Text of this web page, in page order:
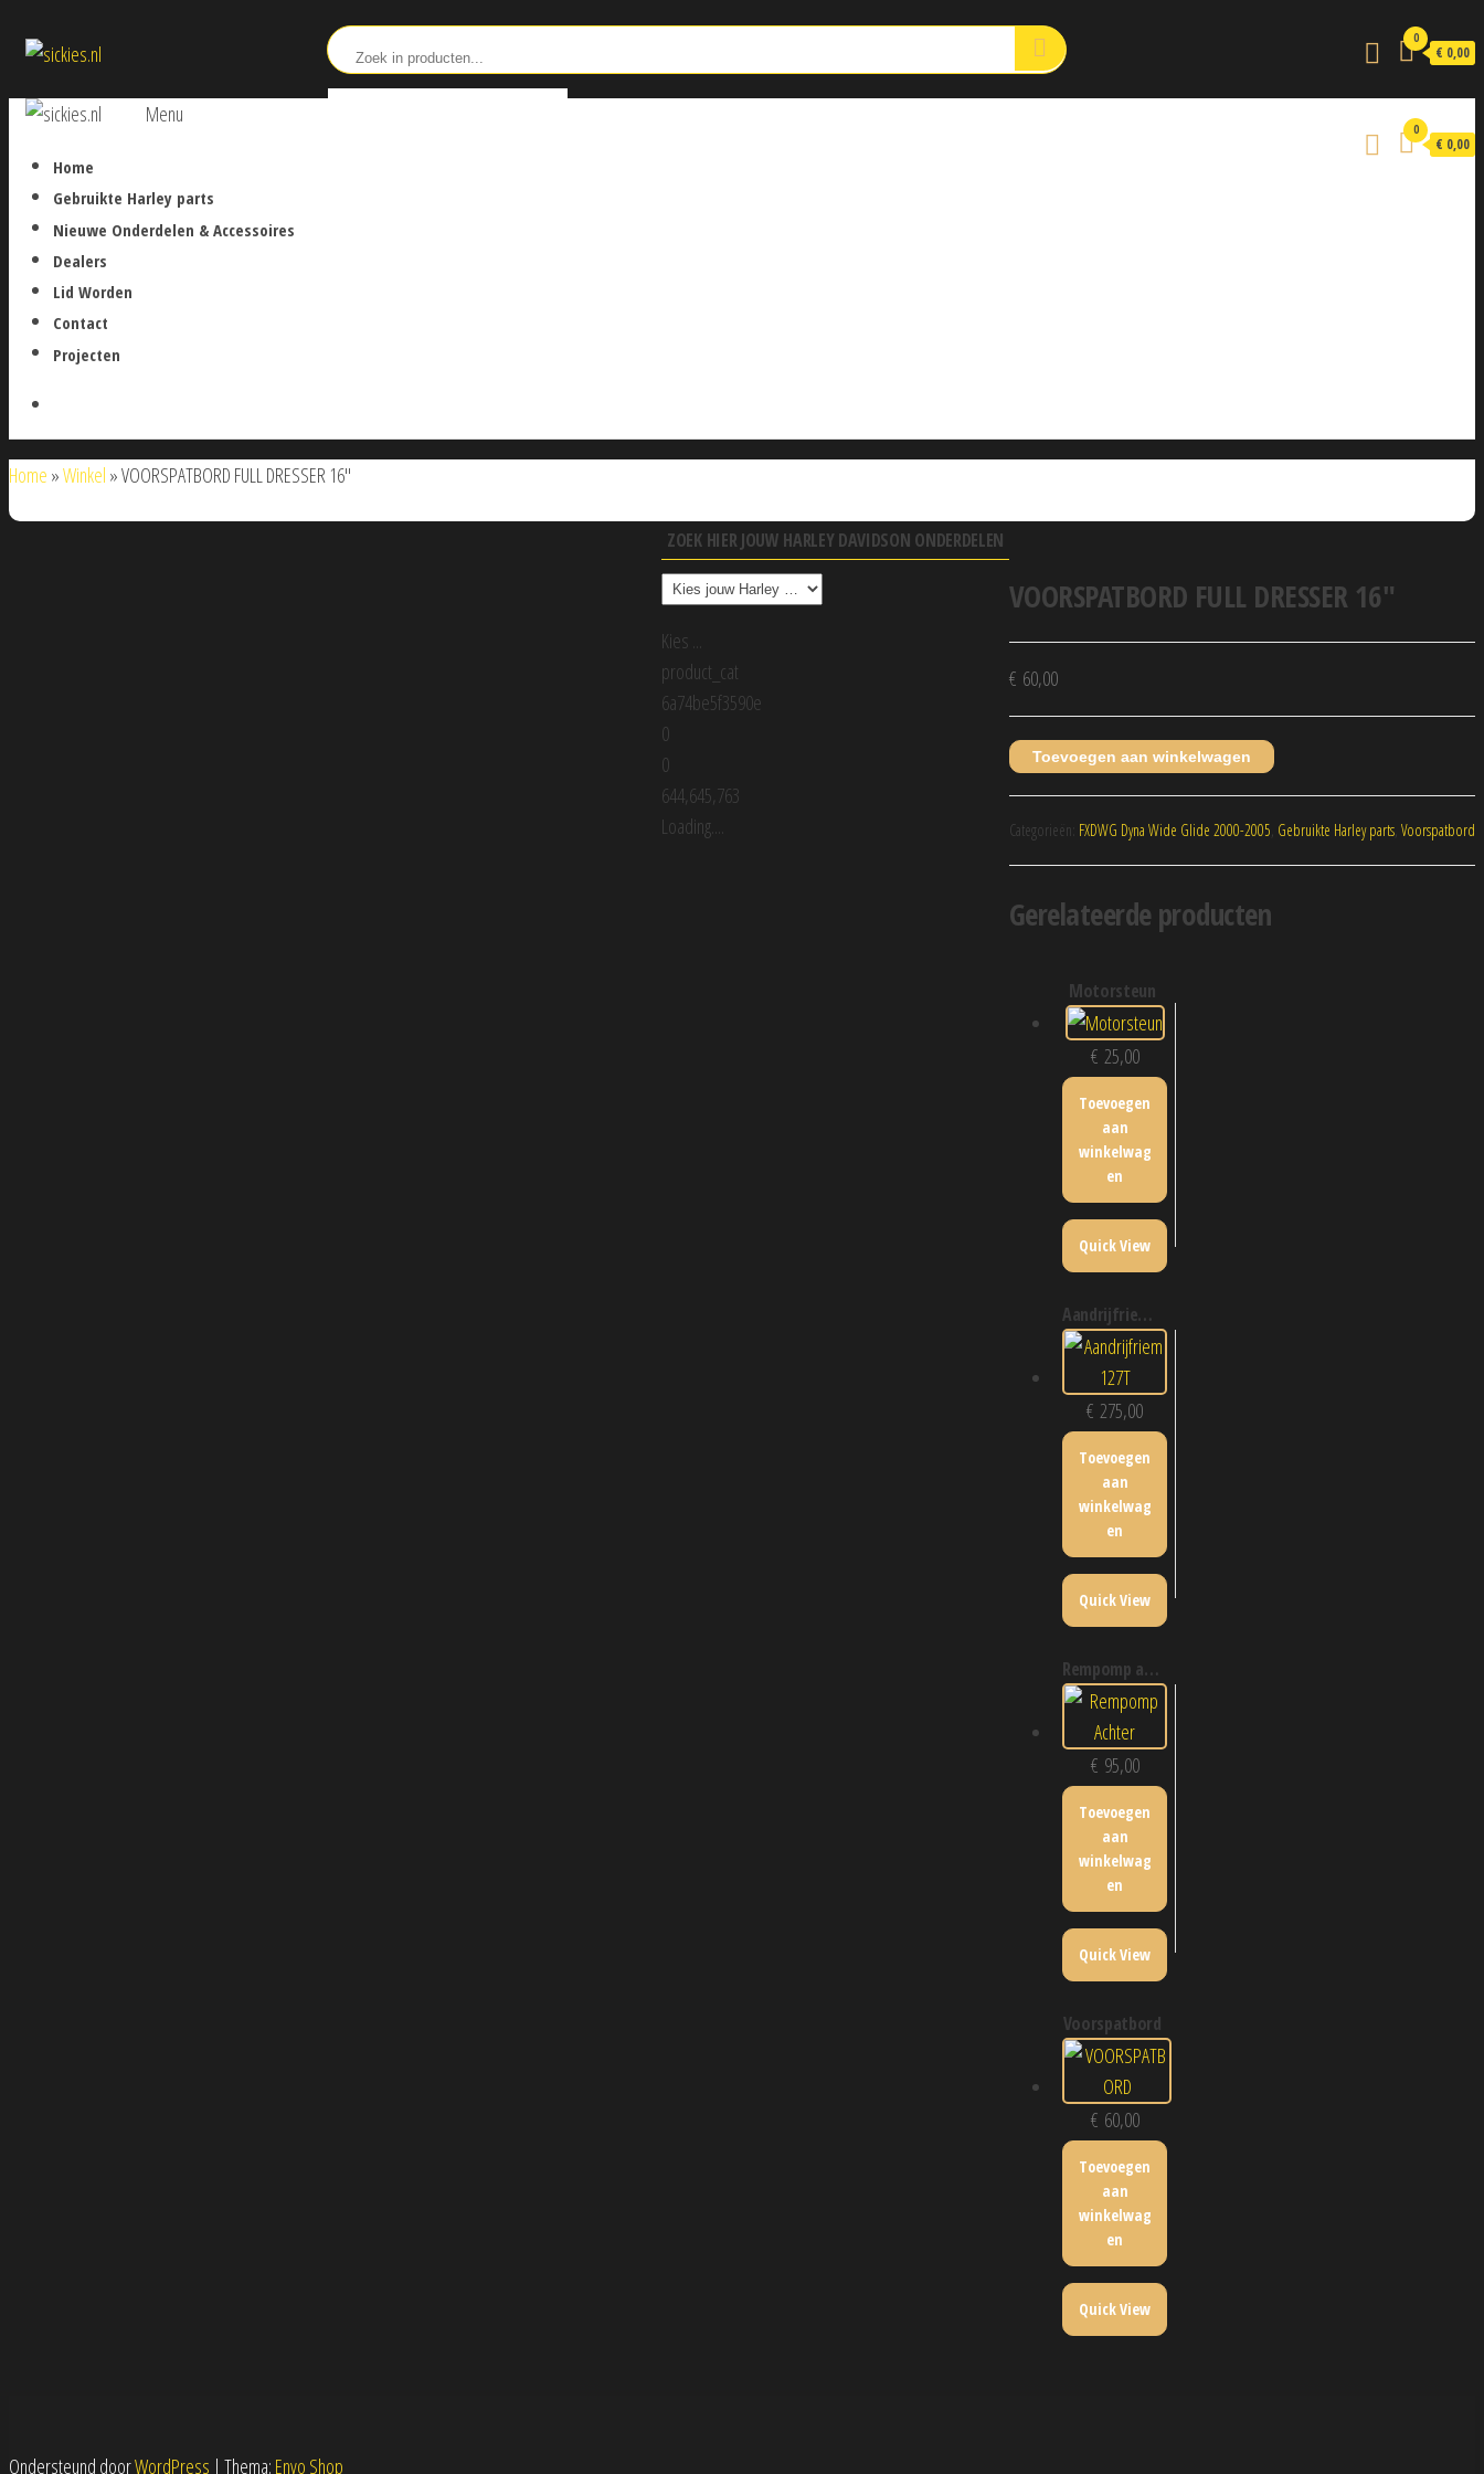
naar
inhoud
0
€ 0,00
sickies.nl
Menu
0
€ 0,00
Home
Gebruikte Harley parts
Nieuwe Onderdelen & Accessoires
Dealers
Lid Worden
Contact
Projecten
Home »Winkel »VOORSPATBORD FULL DRESSER 16″
VOORSPATBORD FULL DRESSER 16″
€ 60,00
Toevoegen aan winkelwagen
Categorieën: FXDWG Dyna Wide Glide 2000-2005 Gebruikte Harley parts Voorspatbord
Gerelateerde producten
motorsteun
€ 25,00
Toevoegen
aan
winkelwag
en
Quick View
aandrijfriem 127t
€ 275,00
Toevoegen
aan
winkelwag
en
Quick View
rempomp achter
€ 95,00
Toevoegen
aan
winkelwag
en
Quick View
voorspatbord
€ 60,00
Toevoegen
aan
winkelwag
en
Quick View
ZOEK HIER JOUW HARLEY DAVIDSON ONDERDELEN
Kies ...
product_cat
6a74be5f3590e
0
0
644,645,763
Loading....
Ondersteund doorWordPress | Thema: Envo Shop